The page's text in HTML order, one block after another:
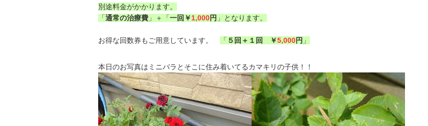
別途料金がかかります。
「通常の治療費 」＋「一回￥1,000円 」となります。
お得な回数券もご用意しています。 「 ５回＋１回 ￥5,000円 」
本日のお写真はミニバラとそこに住み着いてるカマキリの子供！！